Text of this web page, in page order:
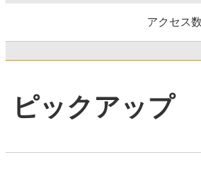
アクセス
ピックアップ